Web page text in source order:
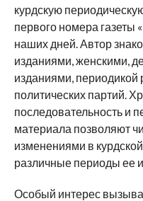
курдскую
первого номера газеты
наших дней. Автор
изданиями, женскими,
изданиями, периодикой
политических партий.
последовательность и
материала позволяют
изменениями в
различные периоды ее
Особый интерес